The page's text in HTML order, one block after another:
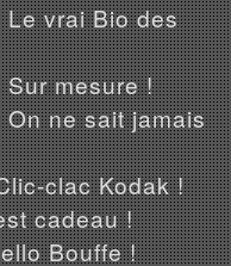
Le vrai Bio des
mesure !
ne sait jamais
clac Kodak !
cadeau !
Bouffe !